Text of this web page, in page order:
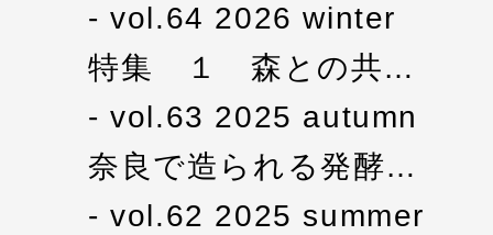
vol.64 2026 winter
特集 １ 森との共…
vol.63 2025 autumn
奈良で造られる発酵…
vol.62 2025 summer